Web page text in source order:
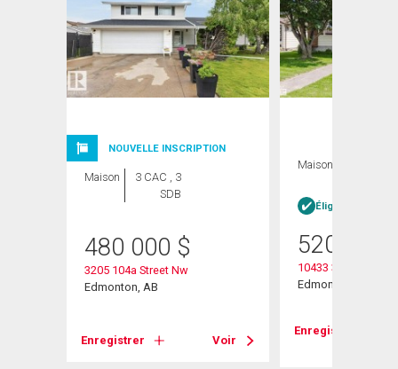
NOUVELLE INSCRIPTION
Maison
3 CAC , 3
SDB
480 000 $
3205 104a Street Nw
Edmonton, AB
Enregistrer Voir
Maison
Éligible Louer
520 000
10433 32a Avenue
Edmonton, AB
Enregistrer